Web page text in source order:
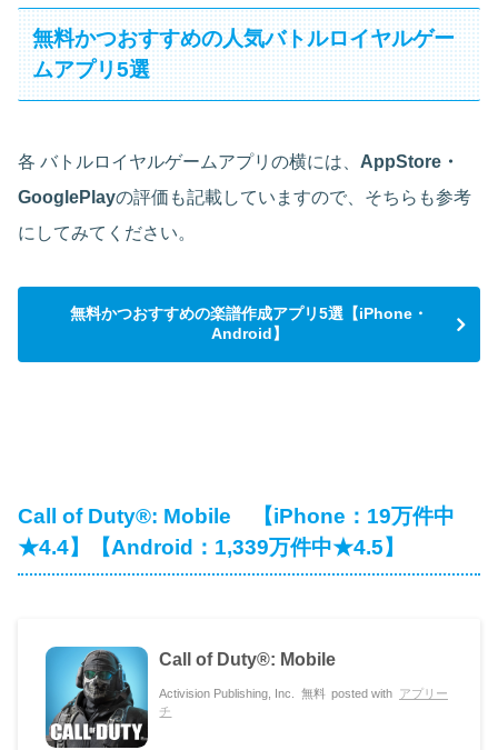
無料かつおすすめの人気バトルロイヤルゲー
ムアプリ5選
各 バトルロイヤルゲームアプリの横には、 AppStore・
GooglePlayの評価も記載していますので、そちらも参考
にしてみてください。
無料かつおすすめの楽譜作成アプリ5選【iPhone・
Android】
Call of Duty®: Mobile 【iPhone：19万件中
★4.4】【Android：1,339万件中★4.5】
Call of Duty®: Mobile
Activision Publishing, Inc. 無料 posted with アプリー
チ